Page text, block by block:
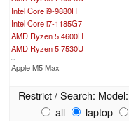
Intel Core i9-9880H
Intel Core i7-1185G7
AMD Ryzen 5 4600H
AMD Ryzen 5 7530U
Apple M5 Max
Restrict / Search: Model:
all
laptop